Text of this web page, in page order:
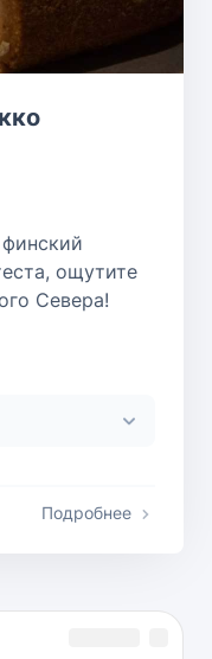
ощутите
Севера!
Подробнее